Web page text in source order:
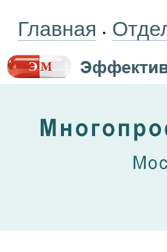
Главная •